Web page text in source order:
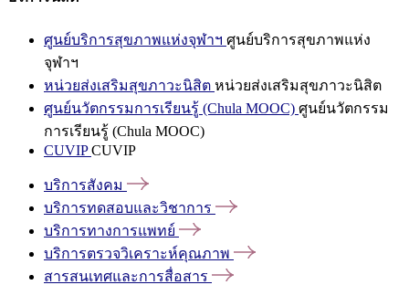
ศูนย์บริการสุขภาพแห่งจุฬาฯ ศูนย์บริการสุขภาพแห่ง
จุฬาฯ
หน่วยส่งเสริมสุขภาวะนิสิต หน่วยส่งเสริมสุขภาวะนิสิต
ศูนย์นวัตกรรมการเรียนรู้ (Chula MOOC) ศูนย์นวัตกรรม
การเรียนรู้ (Chula MOOC)
CUVIPCUVIP
บริการสังคม
บริการทดสอบและวิชาการ
บริการทางการแพทย์
บริการตรวจวิเคราะห์คุณภาพ
สารสนเทศและการสื่อสาร